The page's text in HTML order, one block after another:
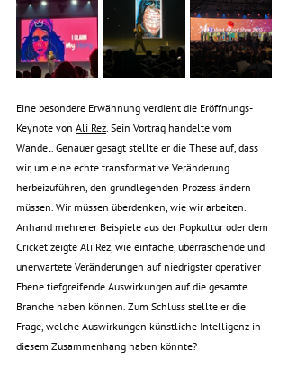
Eine besondere Erwähnung verdient die Eröffnungs-
Keynote von Ali Rez. Sein Vortrag handelte vom
Wandel. Genauer gesagt stellte er die These auf, dass
wir, um eine echte transformative Veränderung
herbeizuführen, den grundlegenden Prozess ändern
müssen. Wir müssen überdenken, wie wir arbeiten.
Anhand mehrerer Beispiele aus der Popkultur oder dem
Cricket zeigte Ali Rez, wie einfache, überraschende und
unerwartete Veränderungen auf niedrigster operativer
Ebene tiefgreifende Auswirkungen auf die gesamte
Branche haben können. Zum Schluss stellte er die
Frage, welche Auswirkungen künstliche Intelligenz in
diesem Zusammenhang haben könnte?